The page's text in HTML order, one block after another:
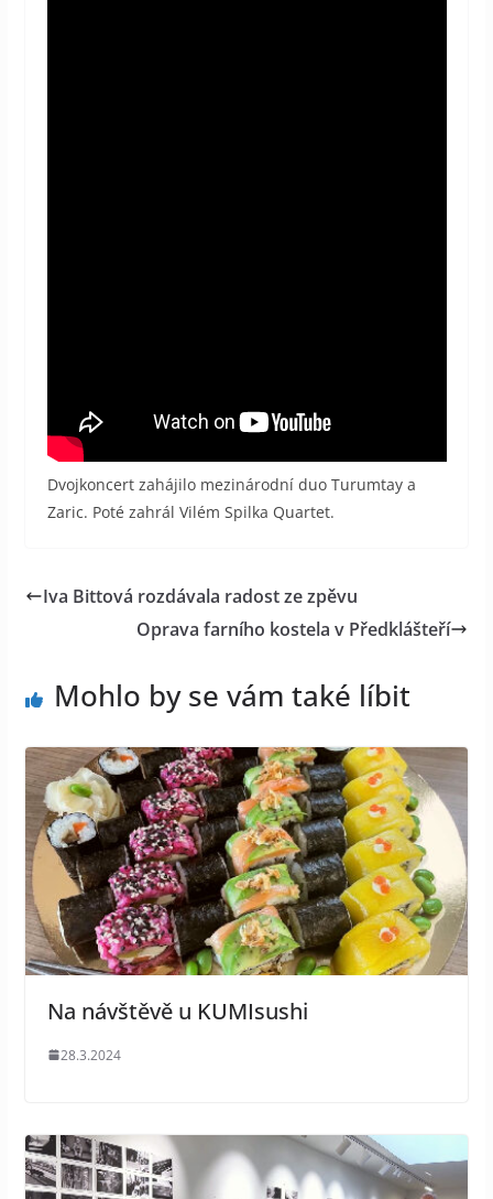
Dvojkoncert zahájilo mezinárodní duo Turumtay a
Zaric. Poté zahrál Vilém Spilka Quartet.
Iva Bittová rozdávala radost ze zpěvu
Oprava farního kostela v Předklášteří
Mohlo by se vám také líbit
Na návštěvě u KUMIsushi
28.3.2024